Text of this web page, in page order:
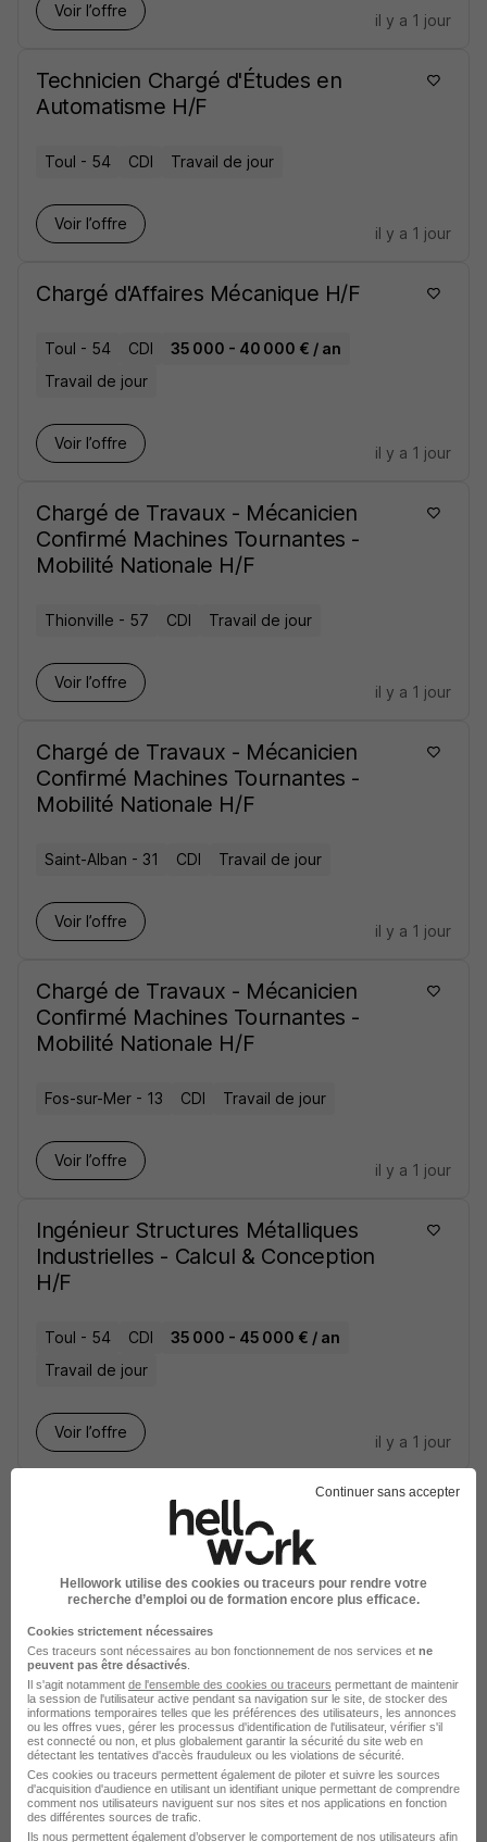
Voir l’offre
il y a 1 jour
Technicien Chargé d'Études en
Automatisme H/F
Toul - 54 CDI Travail de jour
Voir l’offre
il y a 1 jour
Chargé d'Affaires Mécanique H/F
Toul - 54 CDI
35 000 - 40 000 € / an
Travail de jour
Voir l’offre
il y a 1 jour
Chargé de Travaux - Mécanicien
Confirmé Machines Tournantes -
Mobilité Nationale H/F
Thionville - 57 CDI Travail de jour
Voir l’offre
il y a 1 jour
Chargé de Travaux - Mécanicien
Confirmé Machines Tournantes -
Mobilité Nationale H/F
Saint-Alban - 31 CDI Travail de jour
Voir l’offre
il y a 1 jour
Chargé de Travaux - Mécanicien
Confirmé Machines Tournantes -
Mobilité Nationale H/F
Fos-sur-Mer - 13 CDI Travail de jour
Voir l’offre
il y a 1 jour
Ingénieur Structures Métalliques
Industrielles - Calcul & Conception
H/F
Toul - 54 CDI
35 000 - 45 000 € / an
Travail de jour
Voir l’offre
il y a 1 jour
Chargé de Travaux - Mécanicien
Confirmé Machines Tournantes -
Mobilité Nationale H/F
Flamanville - 50 CDI Travail de jour
Voir l’offre
il y a 1 jour
Dessinateur Projeteur Tuyauterie &
Chaudronnerie Solidworks H/F
Toul - 54 CDI 32 000 - 40 000 € / an
Continuer sans accepter
Hellowork utilise des cookies ou traceurs pour rendre votre
recherche d’emploi ou de formation encore plus efficace.
Cookies strictement nécessaires
Ces traceurs sont nécessaires au bon fonctionnement de nos services et ne
peuvent pas être désactivés
Il s'agit notamment de l'ensemble des cookies ou traceurs permettant de maintenir
la session de l'utilisateur active pendant sa navigation sur le site, de stocker des
informations temporaires telles que les préférences des utilisateurs, les annonces
ou les offres vues, gérer les processus d'identification de l'utilisateur, vérifier s'il
est connecté ou non, et plus globalement garantir la sécurité du site web en
détectant les tentatives d'accès frauduleux ou les violations de sécurité.
Ces cookies ou traceurs permettent également de piloter et suivre les sources
d'acquisition d'audience en utilisant un identifiant unique permettant de comprendre
comment nos utilisateurs naviguent sur nos sites et nos applications en fonction
des différentes sources de trafic.
Ils nous permettent également d’observer le comportement de nos utilisateurs afin